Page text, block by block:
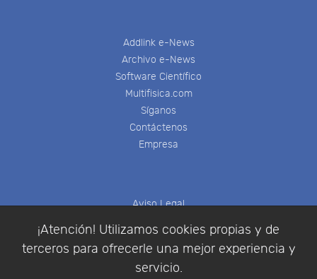
¡Atención! Utilizamos cookies propias y de
terceros para ofrecerle una mejor experiencia y
servicio.
Addlink e-News
Archivo e-News
Software Científico
Multifisica.com
Síganos
Contáctenos
Empresa
Aviso Legal
Política de Privacidad
Condiciones de compra
Identificarse